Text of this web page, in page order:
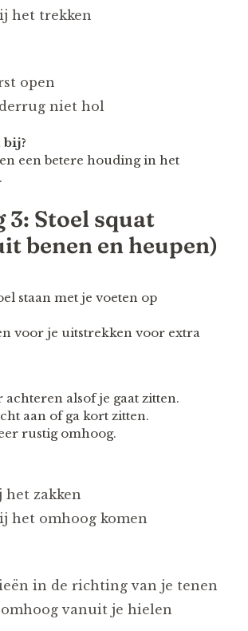
het trekken
open
niet hol
een betere houding in het
3: Stoel squat
benen en heupen)
staan met je voeten op
voor je uitstrekken voor extra
alsof je gaat zitten.
aan of ga kort zitten.
rustig omhoog.
het zakken
het omhoog komen
in de richting van je tenen
vanuit je hielen